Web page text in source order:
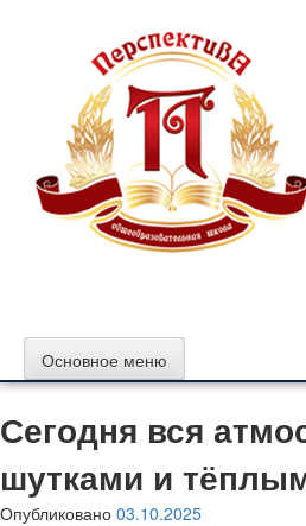
содержимому
Основное меню
Сегодня вся
шутками и
Опубликовано 03.10.2025